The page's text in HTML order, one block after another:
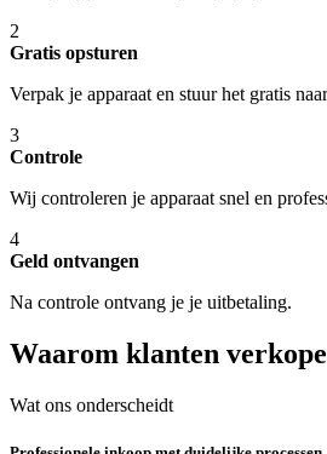
2
Gratis opsturen
Verpak je apparaat en stuur het gratis
3
Controle
Wij controleren je apparaat snel en
4
Geld ontvangen
Na controle ontvang je je uitbetaling.
Waarom klanten
Wat ons onderscheidt